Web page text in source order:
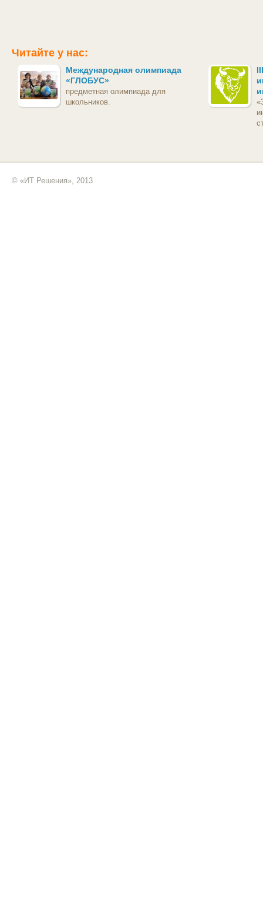
Читайте у нас:
Международная олимпиада
«ГЛОБУС»
предметная олимпиада для
школьников.
© «ИТ Решения», 2013